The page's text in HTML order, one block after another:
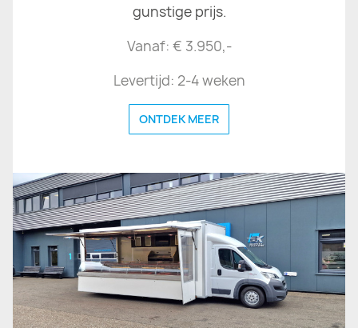
gunstige prijs.
Vanaf: € 3.950,-
Levertijd: 2-4 weken
ONTDEK MEER